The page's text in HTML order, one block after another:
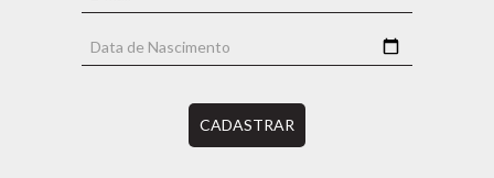
CADASTRAR